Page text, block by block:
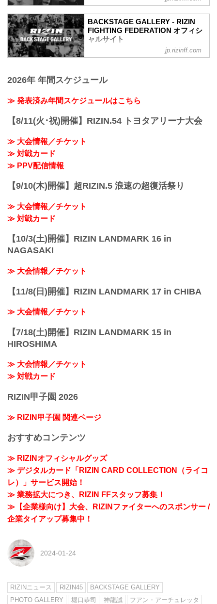
バンタム級タイトルマッチ
（LOSE）フアン・アーチュレッタ vs. 朝
倉海（WIN）
...
収めた「BACKSTAGE GALLERY」
第10試合〜第17試合までのvol.1はこち
ら！
第9試合／太田忍 vs. 芦澤竜誠4
第7試合／イゴール・タナベ vs. 安西信昌
6
第6試合／新井丈 vs. ヒロヤ10
BACKSTAGE GALLERY - RIZIN
FIGHTING FEDERATION オフィシ
ャルサイト
BACKSTAGE GALLERY の記事一覧 - 格
イジン ファイティング フェデレーショ
いきます。
jp.rizinff.com
2026年 年間スケジュール
≫ 発表済み年間スケジュールはこちら
【8/11(火･祝)開催】RIZIN.54 トヨタアリーナ大会
≫ 大会情報／チケット
≫ 対戦カード
≫ PPV配信情報
【9/10(木)開催】超RIZIN.5 浪速の超復活祭り
≫ 大会情報／チケット
≫ 対戦カード
【10/3(土)開催】RIZIN LANDMARK 16 in
NAGASAKI
≫ 大会情報／チケット
【11/8(日)開催】RIZIN LANDMARK 17 in CHIBA
≫ 大会情報／チケット
【7/18(土)開催】RIZIN LANDMARK 15 in
HIROSHIMA
≫ 大会情報／チケット
≫ 対戦カード
RIZIN甲子園 2026
≫ RIZIN甲子園 関連ページ
おすすめコンテンツ
≫ RIZINオフィシャルグッズ
≫ デジタルカード「RIZIN CARD COLLECTION（ライコ
レ）」サービス開始！
≫ 業務拡大につき、RIZIN FFスタッフ募集！
≫【企業様向け】大会、RIZINファイターへのスポンサー /
企業タイアップ募集中！
2024-01-24
RIZINニュース RIZIN45
BACKSTAGE GALLERY
PHOTO GALLERY
堀口恭司 神龍誠 フアン・アーチュレッタ